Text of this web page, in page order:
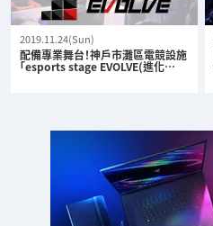
2019.11.24(Sun)
配備專業舞台！神戶市灘區電競設施
「esports stage EVOLVE(進化…